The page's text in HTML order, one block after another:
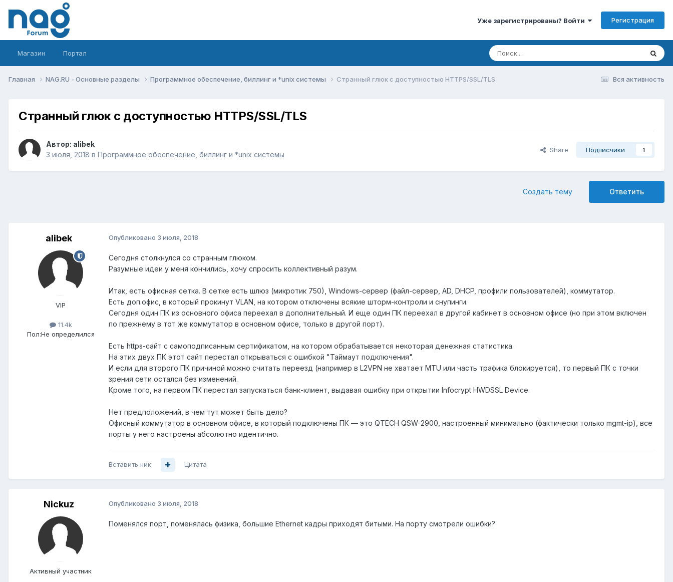
Уже зарегистрированы? Войти Регистрация
Магазин Портал
Вся активность
Главная NAG.RU - Основные разделы Программное обеспечение, биллинг и *unix системы Странный глюк с доступностью HTTPS/SSL/TLS
Странный глюк с доступностью HTTPS/SSL/TLS
Автор: alibek
3 июля, 2018 в Программное обеспечение, биллинг и *unix системы
Share Подписчики 1
Ответить
Создать тему
alibek
VIP
11.4k
Пол:Не определился
Опубликовано 3 июля, 2018
Сегодня столкнулся со странным глюком.
Разумные идеи у меня кончились, хочу спросить коллективный разум.
Итак, есть офисная сетка. В сетке есть шлюз (микротик 750), Windows-сервер (файл-сервер, AD, DHCP, профили пользователей), коммутатор.
Есть доп.офис, в который прокинут VLAN, на котором отключены всякие шторм-контроли и снупинги.
Сегодня один ПК из основного офиса переехал в дополнительный. И еще один ПК переехал в другой кабинет в основном офисе (но при этом включен
по прежнему в тот же коммутатор в основном офисе, только в другой порт).
Есть https-сайт с самоподписанным сертификатом, на котором обрабатывается некоторая денежная статистика.
На этих двух ПК этот сайт перестал открываться с ошибкой "Таймаут подключения".
И если для второго ПК причиной можно считать переезд (например в L2VPN не хватает MTU или часть трафика блокируется), то первый ПК с точки
зрения сети остался без изменений.
Кроме того, на первом ПК перестал запускаться банк-клиент, выдавая ошибку при открытии Infocrypt HWDSSL Device.
Нет предположений, в чем тут может быть дело?
Офисный коммутатор в основном офисе, в который подключены ПК — это QTECH QSW-2900, настроенный минимально (фактически только mgmt-ip), все
порты у него настроены абсолютно идентично.
Вставить ник Цитата
Nickuz
Активный участник
Опубликовано 3 июля, 2018
Поменялся порт, поменялась физика, большие Ethernet кадры приходят битыми. На порту смотрели ошибки?